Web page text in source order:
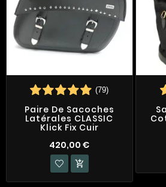
(79)
Paire De Sacoches
Latérales CLASSIC
Klick Fix Cuir
420,00 €
